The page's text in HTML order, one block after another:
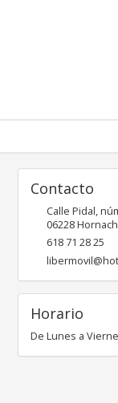
Contacto
Calle Pidal,
06228
618 71 28 25
Horario
De Lunes a